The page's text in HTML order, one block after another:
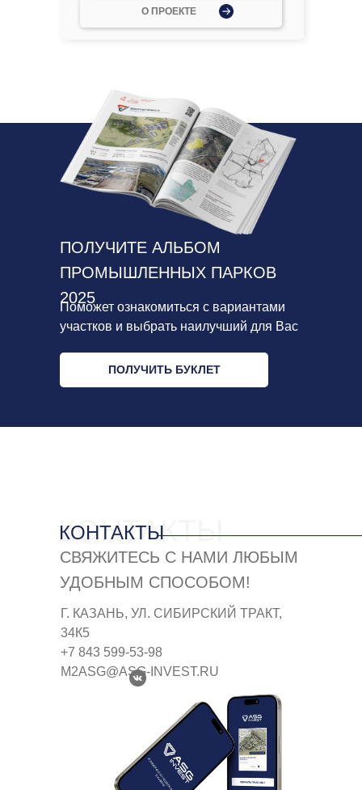
О ПРОЕКТЕ
ПОЛУЧИТЬ БУКЛЕТ
Поможет ознакомиться с вариантами
участков и выбрать наилучший для Вас
ПОЛУЧИТЕ АЛЬБОМ
ПРОМЫШЛЕННЫХ ПАРКОВ
2025
КОНТАКТЫ
КОНТАКТЫ
Г. КАЗАНЬ, УЛ. СИБИРСКИЙ ТРАКТ,
34К5
+7 843 599-53-98
M2ASG@ASG-INVEST.RU
СВЯЖИТЕСЬ С НАМИ ЛЮБЫМ
УДОБНЫМ СПОСОБОМ!